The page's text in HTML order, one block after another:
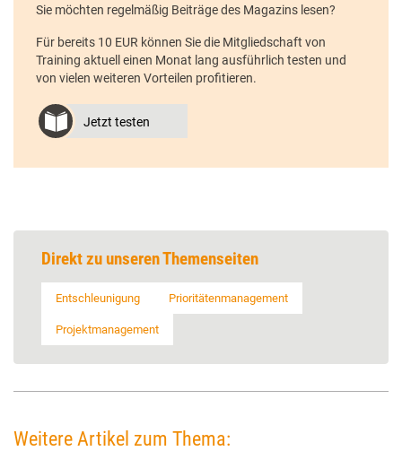
Sie möchten regelmäßig Beiträge des Magazins lesen?
Für bereits 10 EUR können Sie die Mitgliedschaft von
Training aktuell einen Monat lang ausführlich testen und
von vielen weiteren Vorteilen profitieren.
Jetzt testen
Direkt zu unseren Themenseiten
Entschleunigung Prioritätenmanagement
Projektmanagement
Weitere Artikel zum Thema: